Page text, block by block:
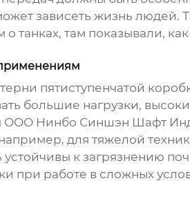
зависеть жизнь людей.
танках, там показывали,
пятиступенчатой
большие нагрузки,
Нинбо Синшэн Шафт
для тяжелой
к загрязнению
при работе в сложных